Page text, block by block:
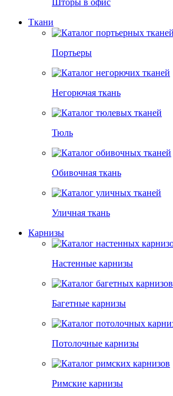
Шторы в офис
Ткани
Портьеры
Негорючая ткань
Тюль
Обивочная ткань
Уличная ткань
Карнизы
Настенные карнизы
Багетные карнизы
Потолочные карнизы
Римские карнизы